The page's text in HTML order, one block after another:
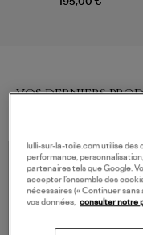
VOS DERNIERS
lulli-sur-la-toile.com utilise des
performance,
partenaires tels que Google.
accepter l’ensemble des
nécessaires (« Continuer sans
vos données, consulter notre